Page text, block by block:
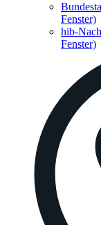
Fenster)
hib-
Fenster)